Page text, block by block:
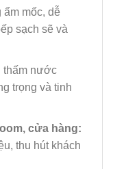
ẩm mốc, dễ
sạch sẽ và
thấm nước
trọng và tinh
cửa hàng:
thu hút khách